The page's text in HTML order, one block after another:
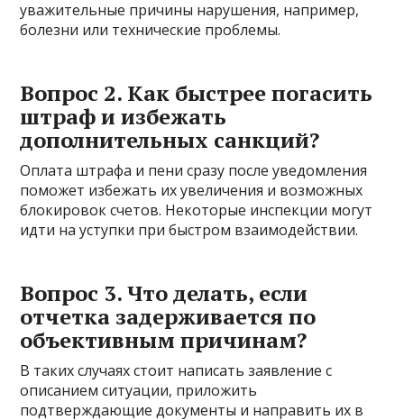
уважительные причины нарушения, например,
болезни или технические проблемы.
Вопрос 2. Как быстрее погасить
штраф и избежать
дополнительных санкций?
Оплата штрафа и пени сразу после уведомления
поможет избежать их увеличения и возможных
блокировок счетов. Некоторые инспекции могут
идти на уступки при быстром взаимодействии.
Вопрос 3. Что делать, если
отчетка задерживается по
объективным причинам?
В таких случаях стоит написать заявление с
описанием ситуации, приложить
подтверждающие документы и направить их в